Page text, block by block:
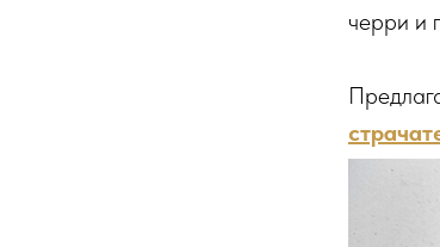
черри и